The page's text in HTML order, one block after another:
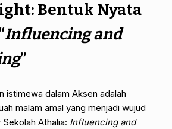
Bentuk Nyata
Influencing and
”
istimewa dalam Aksen adalah
malam amal yang menjadi wujud
Athalia: Influencing and